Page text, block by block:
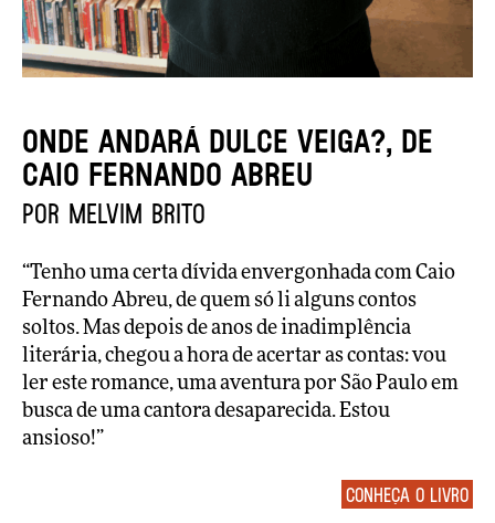
Onde andará Dulce Veiga?, de
Caio Fernando Abreu
por Melvim Brito
“Tenho uma certa dívida envergonhada com Caio
Fernando Abreu, de quem só li alguns contos
soltos. Mas depois de anos de inadimplência
literária, chegou a hora de acertar as contas: vou
ler este romance, uma aventura por São Paulo em
busca de uma cantora desaparecida. Estou
ansioso!”
Conheça o livro